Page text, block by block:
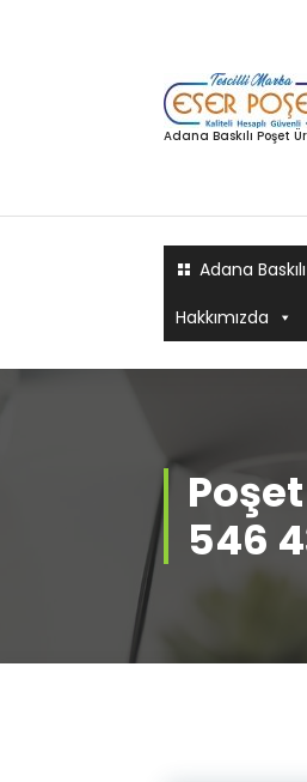
Adana Baskılı Poşet
Adana
Hakkımızda
546